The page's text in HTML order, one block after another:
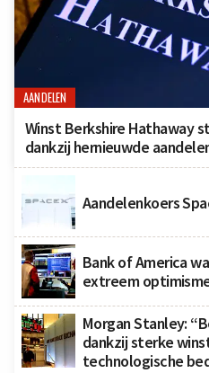
AANDELEN
Winst Berkshire Hathaway
dankzij hernieuwde
Aandelenkoers
Bank of America
extreem
Morgan Stanley:
dankzij sterke
technologische